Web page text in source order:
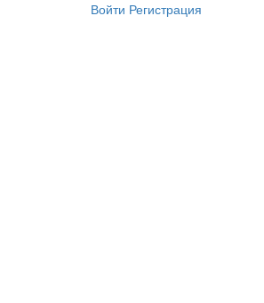
Войти Регистрация